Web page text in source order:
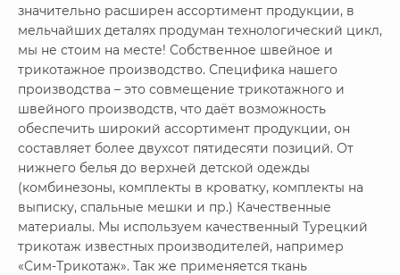
значительно расширен ассортимент продукции, в
мельчайших деталях продуман технологический цикл,
мы не стоим на месте! Собственное швейное и
трикотажное производство. Специфика нашего
производства – это совмещение трикотажного и
швейного производств, что даёт возможность
обеспечить широкий ассортимент продукции, он
составляет более двухсот пятидесяти позиций. От
нижнего белья до верхней детской одежды
(комбинезоны, комплекты в кроватку, комплекты на
выписку, спальные мешки и пр.) Качественные
материалы. Мы используем качественный Турецкий
трикотаж известных производителей, например
«Сим-Трикотаж». Так же применяется ткань